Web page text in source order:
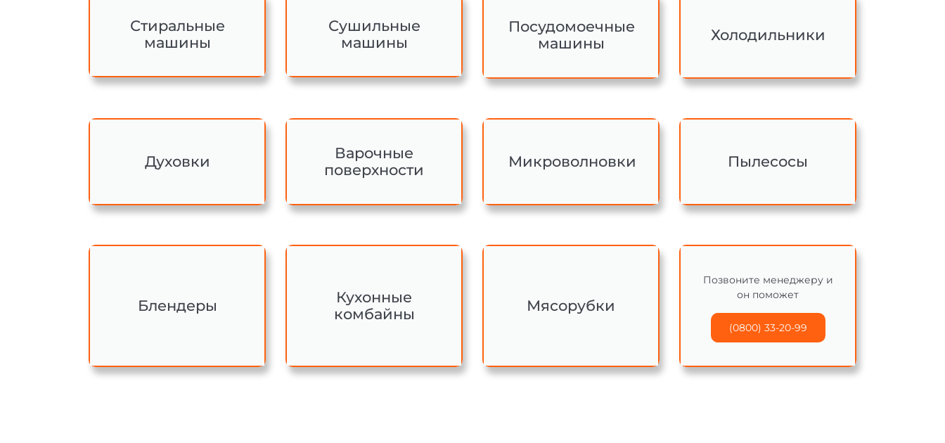
Стиральные
машины
Сушильные
машины
Посудомоечные
машины
Холодильники
Духовки
Варочные
поверхности
Микроволновки Пылесосы
Блендеры
Кухонные
комбайны
Мясорубки
Позвоните менеджеру и
он поможет
(0800) 33-20-99